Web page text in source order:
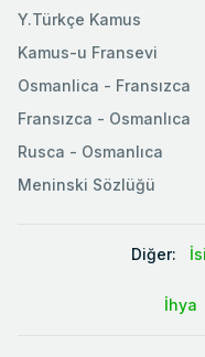
Y.Türkçe Kamus
Kamus-u Fransevi
Osmanlica - Fransızca
Fransızca - Osmanlıca
Rusca - Osmanlıca
Meninski Sözlüğü
Diğer:
İhya